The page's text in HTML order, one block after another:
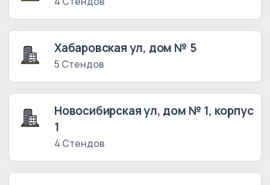
Хабаровская ул, дом № 5
5 Стендов
Новосибирская ул, дом № 1, корпус
1
4 Стендов